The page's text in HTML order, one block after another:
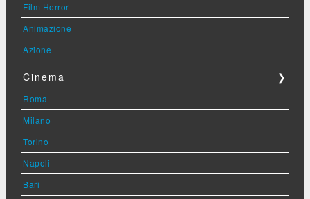
Film Horror
Animazione
Azione
Cinema ❯
Roma
Milano
Torino
Napoli
Bari